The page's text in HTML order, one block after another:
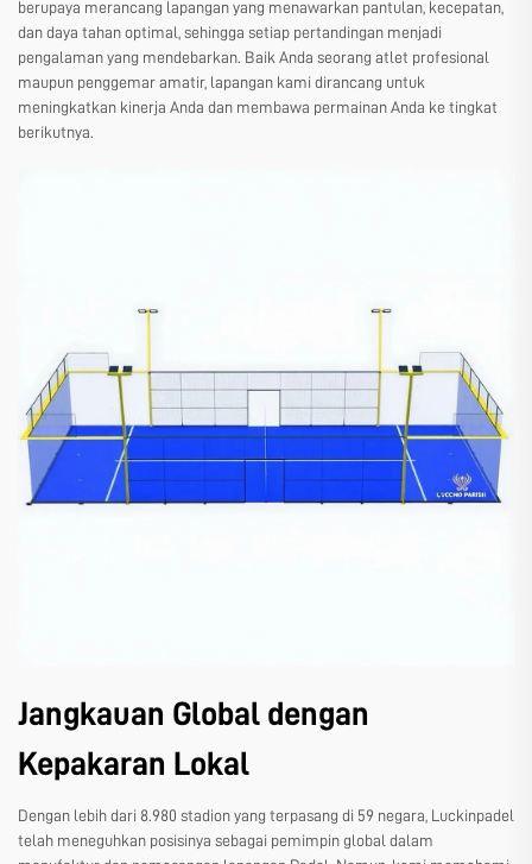
berupaya merancang lapangan yang menawarkan pantulan, kecepatan,
dan daya tahan optimal, sehingga setiap pertandingan menjadi
pengalaman yang mendebarkan. Baik Anda seorang atlet profesional
maupun penggemar amatir, lapangan kami dirancang untuk
meningkatkan kinerja Anda dan membawa permainan Anda ke tingkat
berikutnya.
Jangkauan Global dengan
Kepakaran Lokal
Dengan lebih dari 8.980 stadion yang terpasang di 59 negara, Luckinpadel
telah meneguhkan posisinya sebagai pemimpin global dalam